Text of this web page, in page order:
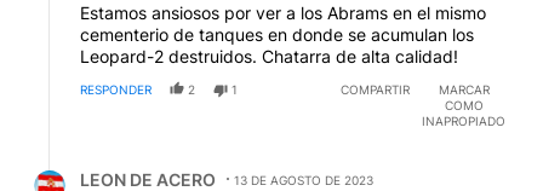
Estamos ansiosos por ver a los Abrams en el mismo
cementerio de tanques en donde se acumulan los
Leopard-2 destruidos. Chatarra de alta calidad!
RESPONDER 2 1 COMPARTIR
MARCAR
COMO
INAPROPIADO
LEON DE ACERO
13 DE AGOSTO DE 2023